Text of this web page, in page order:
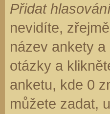
Přidat
nevidíte,
název ankety
otázky a
anketu, kde 0
můžete zadat,